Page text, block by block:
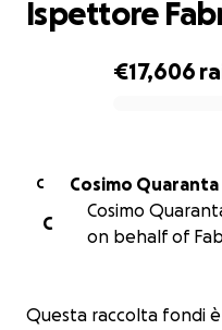
€17,606
Ispettore
C Cosimo Quaranta
C
Cosimo
on behalf of
Questa raccolta fondi